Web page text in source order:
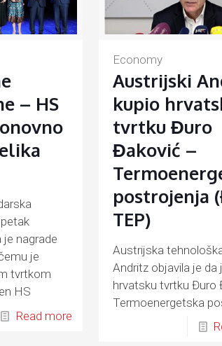
– HS
je nagrade
je
tvrtkom
HS
Read more
Economy
Austrijski
kupio
tvrtku Đuro
Đaković –
postrojenja
TEP)
Austrijska
Andritz objavila je da
hrvatsku tvrtku Đuro
Termoenergetska